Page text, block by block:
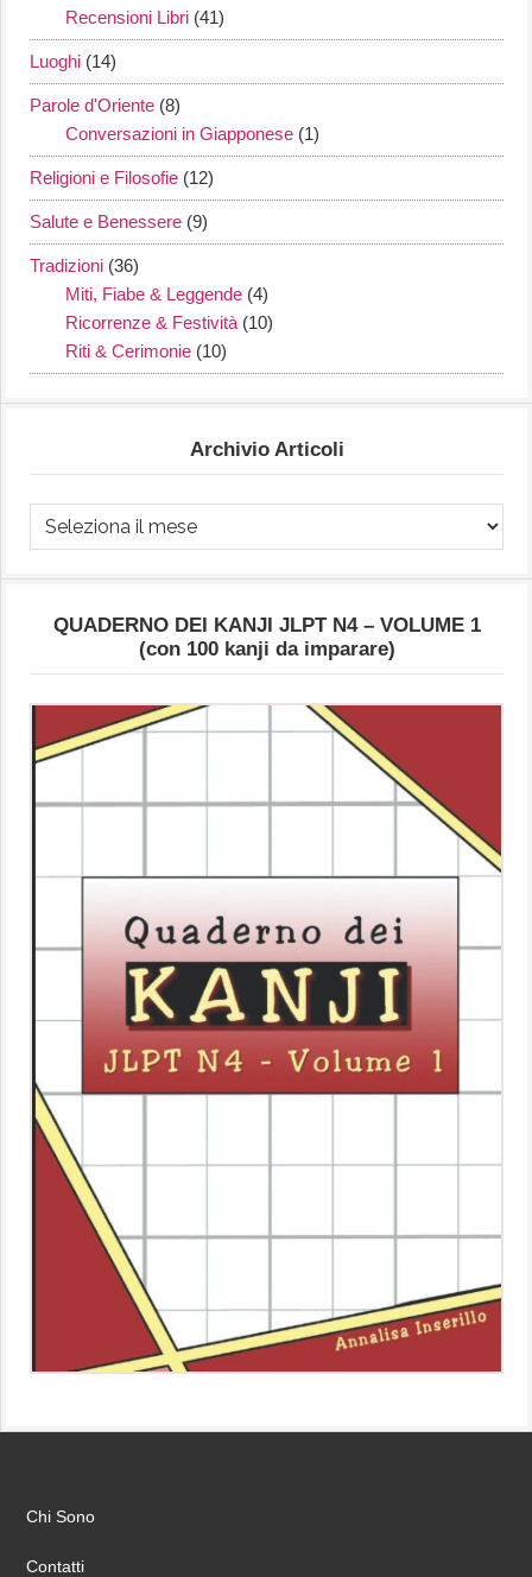
Recensioni Libri (41)
Luoghi (14)
Parole d'Oriente (8)
Conversazioni in Giapponese (1)
Religioni e Filosofie (12)
Salute e Benessere (9)
Tradizioni (36)
Miti, Fiabe & Leggende (4)
Ricorrenze & Festività (10)
Riti & Cerimonie (10)
Archivio Articoli
Archivio
Articoli
QUADERNO DEI KANJI JLPT N4 – VOLUME 1
(con 100 kanji da imparare)
Chi Sono
Contatti